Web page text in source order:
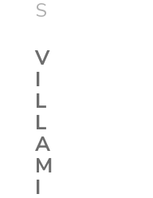
S
V
I
L
L
A
M
I